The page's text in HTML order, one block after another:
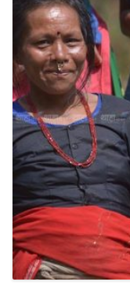
SOCIO-
SOLAR
AND MADHUWAN,